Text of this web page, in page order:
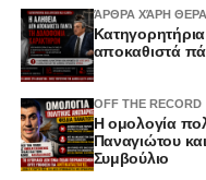
ΆΡΘΡΑ ΧΆΡΗ
αποκαθιστά
OFF THE RECORD
Η ομολογία
Παναγιώτου
Συμβούλιο